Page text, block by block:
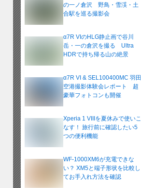
の一ノ倉沢 野鳥・雪渓・土
合駅を巡る撮影会
α7R VIのHLG静止画で谷川
岳・一の倉沢を撮る Ultra
HDRで持ち帰る山の絶景
α7R VI & SEL100400MC 羽田
空港撮影体験会レポート 超
豪華フォトコンも開催
Xperia 1 VIIIを夏休みで使いこ
なす！ 旅行前に確認したい5
つの便利機能
WF-1000XM6が充電できな
い？ XM5と端子形状を比較し
てお手入れ方法を確認